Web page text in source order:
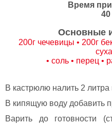
Время
Основные
200г чечевицы • 200г
• соль • перец •
В кастрюлю налить 2
В кипящую воду добавить
Варить до готовности